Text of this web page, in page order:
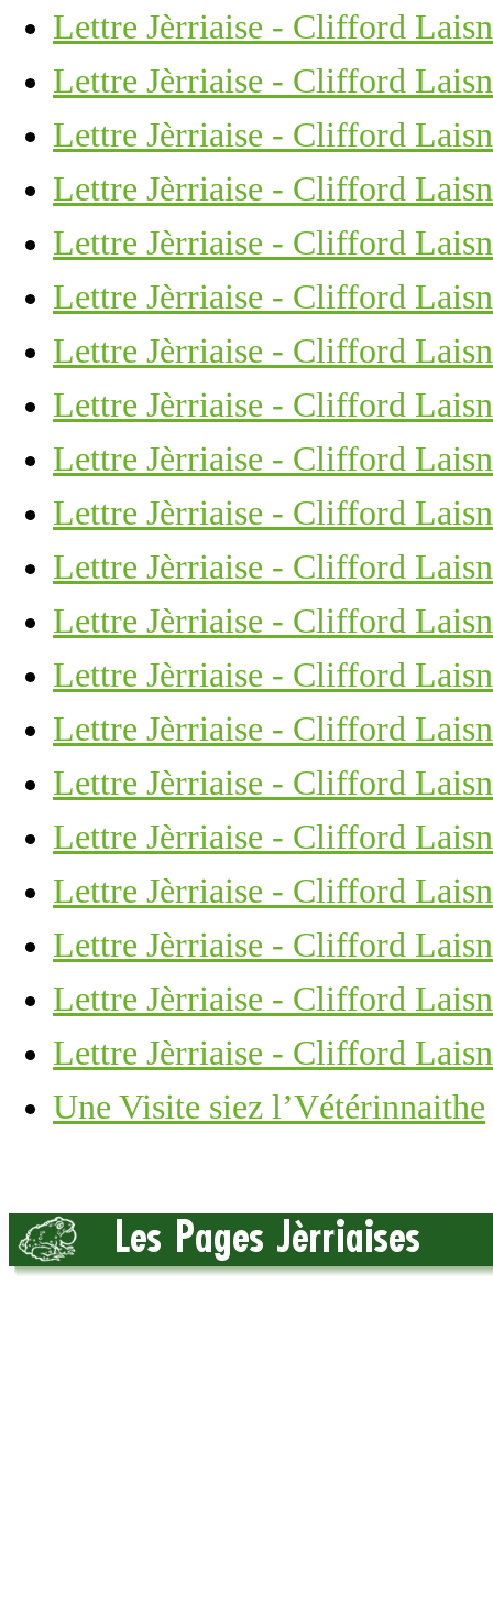
Lettre Jèrriaise - Clifford
Lettre Jèrriaise - Clifford
Lettre Jèrriaise - Clifford
Lettre Jèrriaise - Clifford
Lettre Jèrriaise - Clifford
Lettre Jèrriaise - Clifford
Lettre Jèrriaise - Clifford
Lettre Jèrriaise - Clifford
Lettre Jèrriaise - Clifford
Lettre Jèrriaise - Clifford
Lettre Jèrriaise - Clifford
Lettre Jèrriaise - Clifford
Lettre Jèrriaise - Clifford
Lettre Jèrriaise - Clifford
Lettre Jèrriaise - Clifford
Lettre Jèrriaise - Clifford
Lettre Jèrriaise - Clifford
Lettre Jèrriaise - Clifford
Lettre Jèrriaise - Clifford
Lettre Jèrriaise - Clifford
Une Visite siez l’Vétérinnaithe